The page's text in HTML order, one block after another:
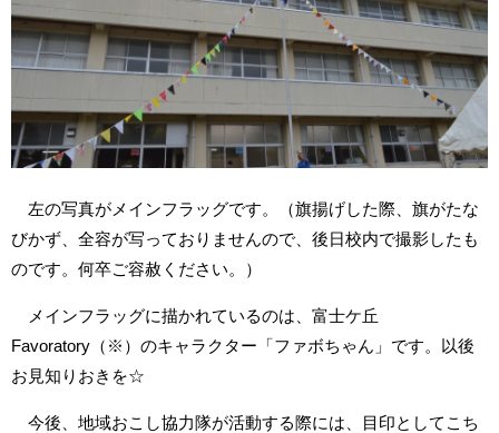
左の写真がメインフラッグです。（旗揚げした際、旗がたな
びかず、全容が写っておりませんので、後日校内で撮影したも
のです。何卒ご容赦ください。）
メインフラッグに描かれているのは、富士ケ丘
Favoratory（※）のキャラクター「ファボちゃん」です。以後
お見知りおきを☆
今後、地域おこし協力隊が活動する際には、目印としてこち